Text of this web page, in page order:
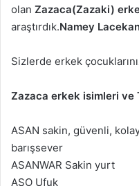
olan Zazaca(Zazaki)
araştırdık.Namey
Sizlerde erkek
Zazaca erkek isimleri ve
ASAN sakin, güvenli,
barışsever
ASANWAR Sakin yurt
ASO Ufuk